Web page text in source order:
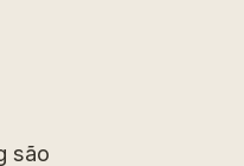
são